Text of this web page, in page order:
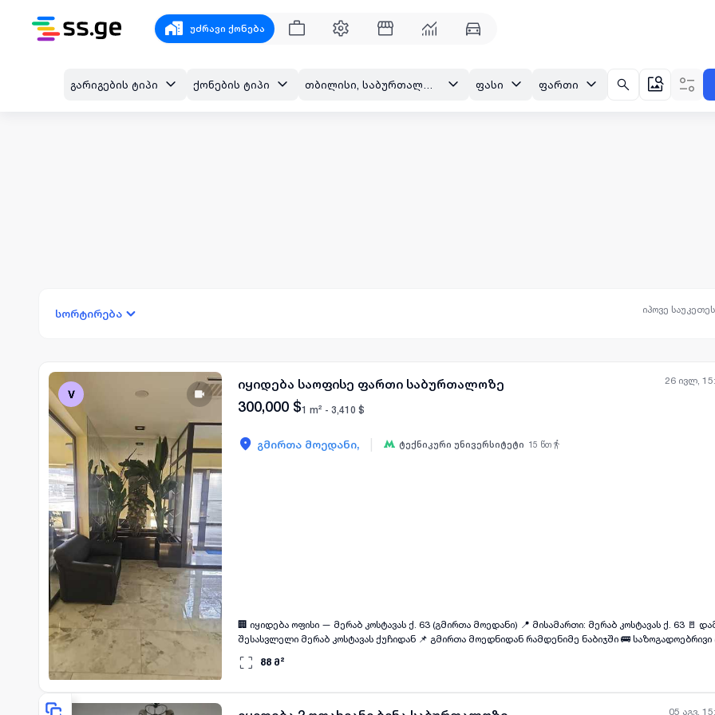
უძრავი ქონება
გარიგების ტიპი ქონების ტიპი ფასი ფართი
სორტირება იპოვე
26 ივლ,
იყიდება საოფისე ფართი საბურთალოზე
300,000 $1 m² - 3,410 $
გმირთა მოედანი, ტექნიკური უნივერსიტეტი 15 წთ
🏢 იყიდება ოფისი — მერაბ კოსტავას ქ. 63 (გმირთა მოედანი) 📍 მისამართი: მერაბ კოსტავას ქ. 63 🚪
შესასვლელი მერაბ კოსტავას ქუჩიდან 📌 გმირთა მოედნიდან რამდენიმე ნაბიჯში 🚌 საზოგადოებრივი
ახალი, ხარისხიანი რემონტით. ობიექტი სრულად მზადაა ექსპლუატაციისთვის და დამატებით
ბიზნეს-ლოკაცია მაღალი საფეხმავლო და ავტომობილური ნაკადით. იდეალურია როგორც საკუთარი
88 მ²
05 აგვ,